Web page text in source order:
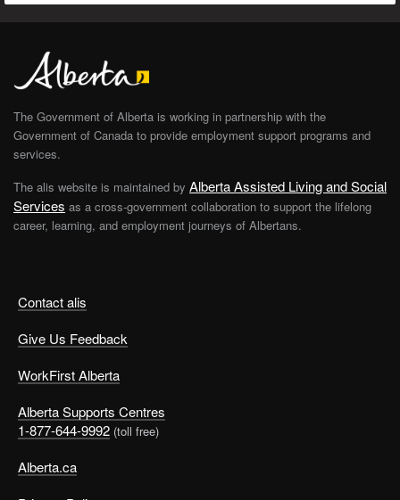
Contact alis
Give Us Feedback
WorkFirst Alberta
Alberta Supports Centres
1-877-644-9992 (toll free)
Alberta.ca
The Government of Alberta is working in partnership with the
Government of Canada to provide employment support programs and
services.
The alis website is maintained by Alberta Assisted Living and Social
Services as a cross-government collaboration to support the lifelong
career, learning, and employment journeys of Albertans.